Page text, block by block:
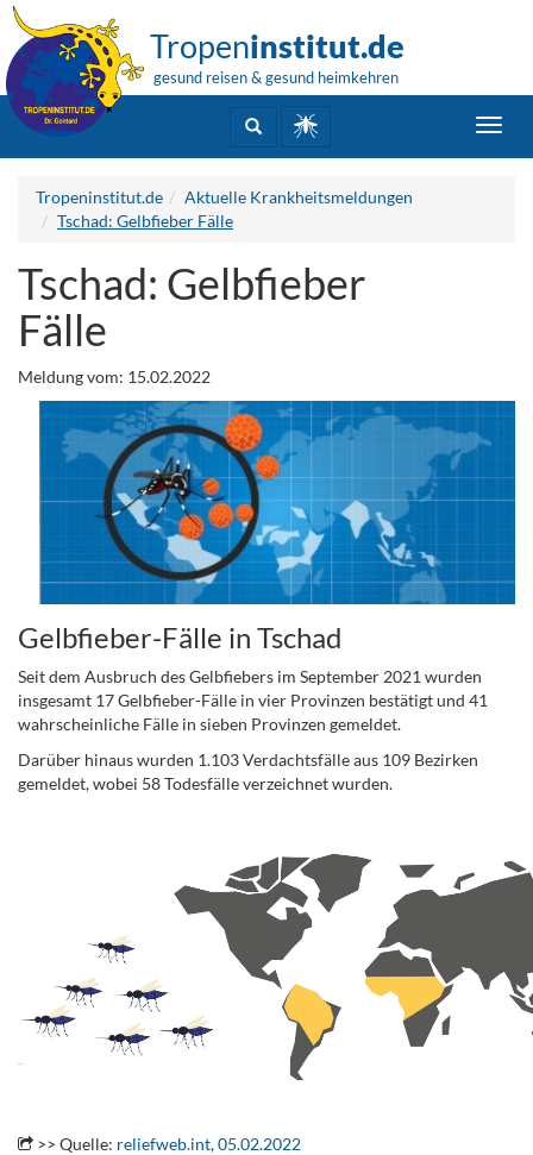
Tropeninstitut.de
gesund reisen & gesund heimkehren
Tropeninstitut.de
Aktuelle Krankheitsmeldungen
Tschad: Gelbfieber Fälle
Tschad: Gelbfieber
Fälle
Meldung vom: 15.02.2022
Gelbfieber-Fälle in Tschad
Seit dem Ausbruch des Gelbfiebers im September 2021 wurden
insgesamt 17 Gelbfieber-Fälle in vier Provinzen bestätigt und 41
wahrscheinliche Fälle in sieben Provinzen gemeldet.
Darüber hinaus wurden 1.103 Verdachtsfälle aus 109 Bezirken
gemeldet, wobei 58 Todesfälle verzeichnet wurden.
>> Quelle: reliefweb.int, 05.02.2022